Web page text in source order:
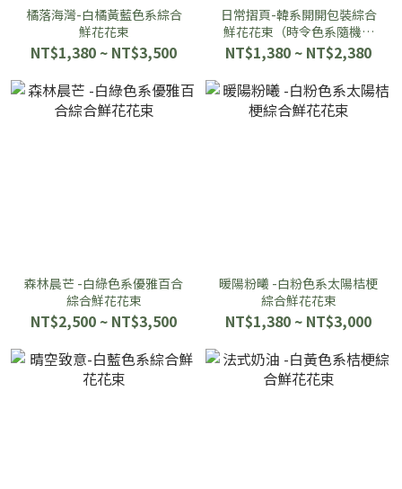
橘落海灣-白橘黃藍色系綜合
鮮花花束
NT$1,380 ~ NT$3,500
日常摺頁-韓系開開包裝綜合
鮮花花束（時令色系隨機花
束）
NT$1,380 ~ NT$2,380
森林晨芒 -白綠色系優雅百合
綜合鮮花花束
NT$2,500 ~ NT$3,500
暖陽粉曦 -白粉色系太陽桔梗
綜合鮮花花束
NT$1,380 ~ NT$3,000